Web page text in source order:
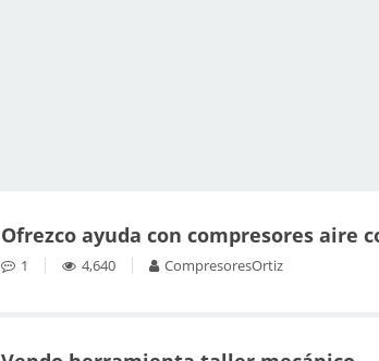
Ofrezco ayuda con compresores aire
1 4,640 CompresoresOrtiz